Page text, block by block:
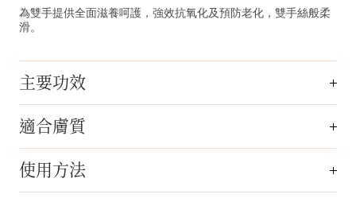
為雙手提供全面滋養呵護，強效抗氧化及預防老化，雙手絲般柔
滑。
主要功效
適合膚質
使用方法